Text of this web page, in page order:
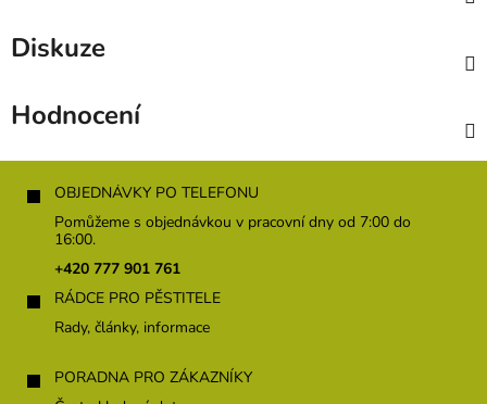
Diskuze
Hodnocení
OBJEDNÁVKY PO TELEFONU
Pomůžeme s objednávkou v pracovní dny od 7:00 do
16:00.
+420 777 901 761
RÁDCE PRO PĚSTITELE
Rady, články, informace
PORADNA PRO ZÁKAZNÍKY